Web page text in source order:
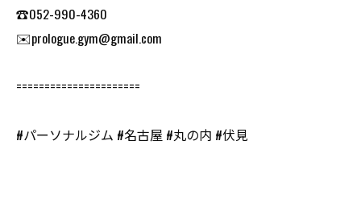
☎️052-990-4360
✉️prologue.gym@gmail.com
======================
#パーソナルジム #名古屋 #丸の内 #伏見